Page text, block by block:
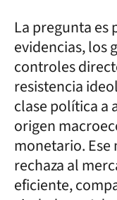
La pregunta es
evidencias, los
controles
resistencia
clase política a
origen
monetario. Ese
rechaza al
eficiente,